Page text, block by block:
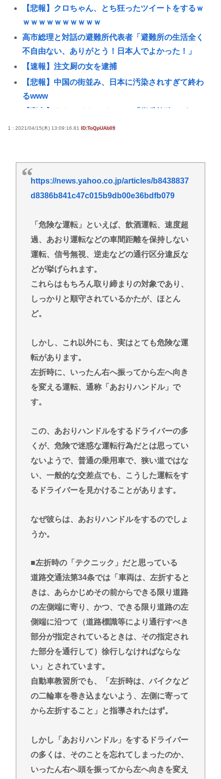
【悲報】クロちゃん、とち狂ったツイートをするｗ
ｗｗｗｗｗｗｗｗｗｗ
高市総理と対話の避難所代表者「避難所の生活全く
不自由ない、ありがとう！日本人でよかった！」
【速報】注文厨の女を逮捕
【悲報】中国の街並み、日本に汚染されすぎて終わ
るwww
れ。もれなく特典付きで前線で銃弾orドローン爆弾
事業停止ま？草生えるｗｗ
【衝撃】手術中に熊本地震が直撃した結果www(※動
画あり)
から叩くな」とかゆうチキン野郎が増えたけどどっ
から来たの？(´・ω・`)
【動画】手術中に熊本地震直撃やばすぎwww
医療脱毛・脱毛サロンを考えてるんだが！脱毛モメ
ンいるか？？
ジャンポケ斉藤「同意があったんです。本当です。
信じて下さい」 ←何でこの主張が通らないの？
医師「キャー地震よー！」(;ﾟんﾟ)「！？」
Powered by livedoor 相互RSS
1 : 2021/04/15(木) 13:09:16.81 ID:ToQpUAb09
https://news.yahoo.co.jp/articles/b8438837
d8386b841c47c015b9db00e36bdfb079
「危険な運転」といえば、飲酒運転、速度超
過、あおり運転などの車間距離を保持しない
運転、信号無視、逆走などの通行区分違反な
どが挙げられます。
これらはもちろん取り締まりの対象であり、
しっかりと順守されているかたが、ほとん
ど。
しかし、これ以外にも、実はとても危険な運
転があります。
左折時に、いったん右へ振ってから左へ向き
を変える運転、通称「あおりハンドル」で
す。
この、あおりハンドルをするドライバーの多
くが、危険で迷惑な運転行為だとは思ってい
ないようで、普通の乗用車で、狭い道ではな
い、一般的な交差点でも、こうした運転をす
るドライバーを見かけることがあります。
なぜ彼らは、あおりハンドルをするのでしょ
うか。
■左折時の「テクニック」だと思っている
道路交通法第34条では「車両は、左折すると
きは、あらかじめその前からできる限り道路
の左側端に寄り、かつ、できる限り道路の左
側端に沿つて（道路標識等により通行すべき
部分が指定されているときは、その指定され
た部分を通行して）徐行しなければならな
い」とされています。
自動車教習所でも、「左折時は、バイクなど
の二輪車を巻き込まないよう、左側に寄って
から左折すること」と指導されたはず。
しかし「あおりハンドル」をするドライバー
の多くは、そのことを忘れてしまったのか、
いったん右へ頭を振ってから左へ向きを変え